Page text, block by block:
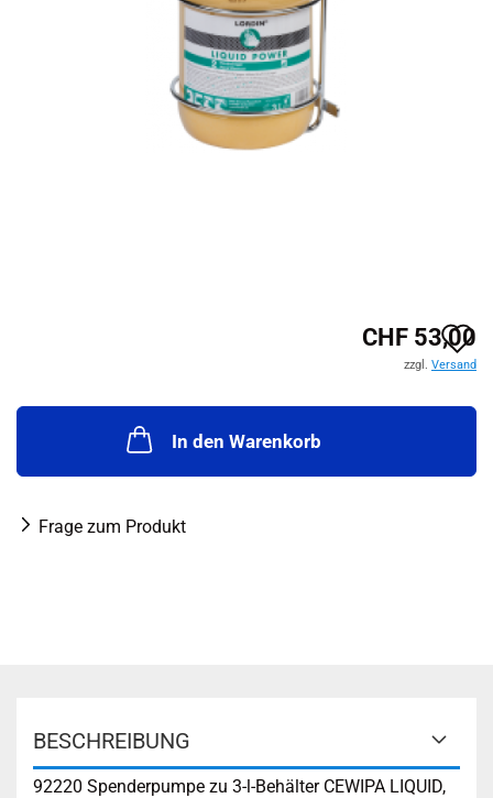
CHF 53,00
zzgl. Versand
In den Warenkorb
Frage zum Produkt
BESCHREIBUNG
92220 Spenderpumpe zu 3-l-Behälter CEWIPA LIQUID,